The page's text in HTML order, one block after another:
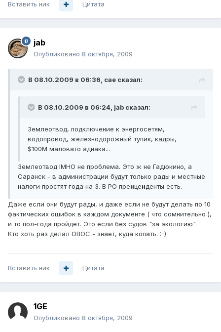
Вставить ник Цитата
jab
Опубликовано 8 октября, 2009
В 08.10.2009 в 06:36, cae сказал:
В 08.10.2009 в 06:24, jab сказал:
Землеотвод, подключение к энергосетям,
водопровод, железнодорожный тупик, кадры,
$100M маловато аднака...
Землеотвод IMHO не проблема. Это ж не Гадюкино, а
Саранск - в администрации будут только рады и местные
налоги простят года на 3. В РО пренценденты есть.
Даже если они будут рады, и даже если не будут делать по 10
фактических ошибок в каждом документе ( что сомнительно ),
и то пол-года пройдет. Это если без судов "за экологию".
Кто хоть раз делал ОВОС - знает, куда копать. :-)
Вставить ник Цитата
1GE
Опубликовано 8 октября, 2009